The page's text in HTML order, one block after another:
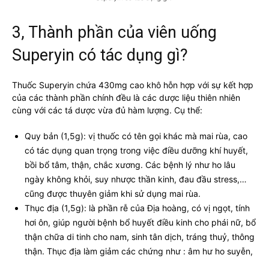
3, Thành phần của viên uống
Superyin có tác dụng gì?
Thuốc Superyin chứa 430mg cao khô hỗn hợp với sự kết hợp
của các thành phần chính đều là các dược liệu thiên nhiên
cùng với các tá dược vừa đủ hàm lượng. Cụ thể:
Quy bản (1,5g): vị thuốc có tên gọi khác mà mai rùa, cao
có tác dụng quan trọng trong việc điều dưỡng khí huyết,
bồi bổ tâm, thận, chắc xương. Các bệnh lý như ho lâu
ngày không khỏi, suy nhược thần kinh, đau đầu stress,…
cũng được thuyên giảm khi sử dụng mai rùa.
Thục địa (1,5g): là phần rễ của Địa hoàng, có vị ngọt, tính
hơi ôn, giúp người bệnh bổ huyết điều kinh cho phái nữ, bổ
thận chữa di tinh cho nam, sinh tân dịch, tráng thuỷ, thông
thận. Thục địa làm giảm các chứng như : âm hư ho suyễn,